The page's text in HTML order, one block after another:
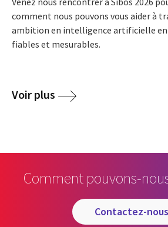
comment nous pouvons vous aider à
ambition en intelligence artificielle en
fiables et mesurables.
Voir plus
Comment pouvons-
contactez-nous